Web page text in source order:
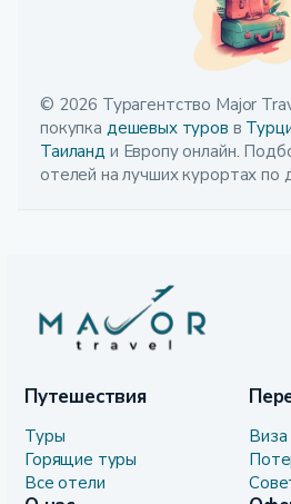
© 2026 Турагентство Major
покупка дешевых туров в
Таиланд и Европу онлайн.
отелей на лучших курортах по
Путешествия
Туры
Горящие туры
Все отели
Виза